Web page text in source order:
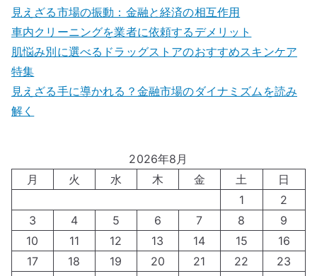
見えざる市場の振動：金融と経済の相互作用
車内クリーニングを業者に依頼するデメリット
肌悩み別に選べるドラッグストアのおすすめスキンケア
特集
見えざる手に導かれる？金融市場のダイナミズムを読み
解く
2026年8月
月
火 水 木 金 土
日
1
2
3
4 5 6 7 8
9
10
11 12 13 14 15
16
17
18 19 20 21 22
23